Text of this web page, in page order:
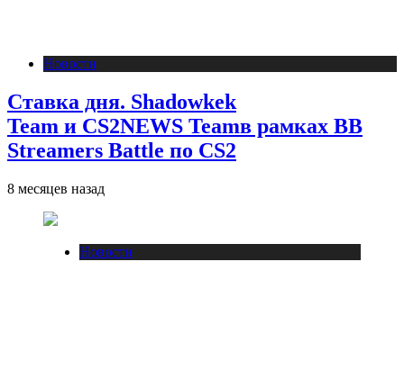
Новости
Ставка дня. Shadowkek
Team и CS2NEWS Teamв рамках BB
Streamers Battle по CS2
8 месяцев назад
Новости